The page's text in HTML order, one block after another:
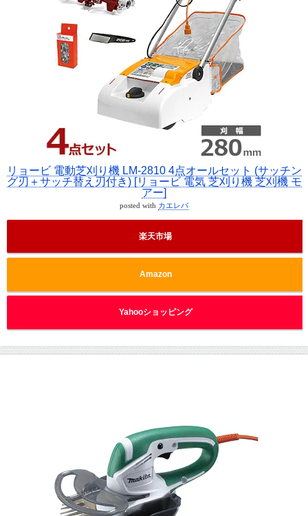
リョービ 電動芝刈り機 LM-2810 4点オールセット (サッチン
グ刃＋サッチ替え刃付き) [リョービ 電気 芝刈り機 芝刈機 モ
アー]
posted with カエレバ
楽天市場
Amazon
Yahooショッピング